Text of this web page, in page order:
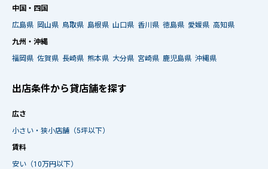
中国・四国
広島県 岡山県 鳥取県 島根県 山口県 香川県 徳島県 愛媛県 高知県
九州・沖縄
福岡県 佐賀県 長崎県 熊本県 大分県 宮崎県 鹿児島県 沖縄県
出店条件から貸店舗を探す
広さ
小さい・狭小店舗（5坪以下）
賃料
安い（10万円以下）